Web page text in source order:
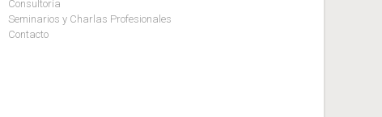
Consultoría
Seminarios y Charlas Profesionales
Contacto